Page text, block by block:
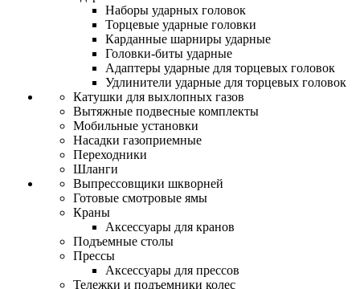
Наборы ударных головок
Торцевые ударные головки
Карданные шарниры ударные
Головки-биты ударные
Адаптеры ударные для торцевых головок
Удлинители ударные для торцевых головок
Катушки для выхлопных газов
Вытяжные подвесные комплекты
Мобильные установки
Насадки газоприемные
Переходники
Шланги
Выпрессовщики шкворней
Готовые смотровые ямы
Краны
Аксессуары для кранов
Подъемные столы
Прессы
Аксессуары для прессов
Тележки и подъемники колес